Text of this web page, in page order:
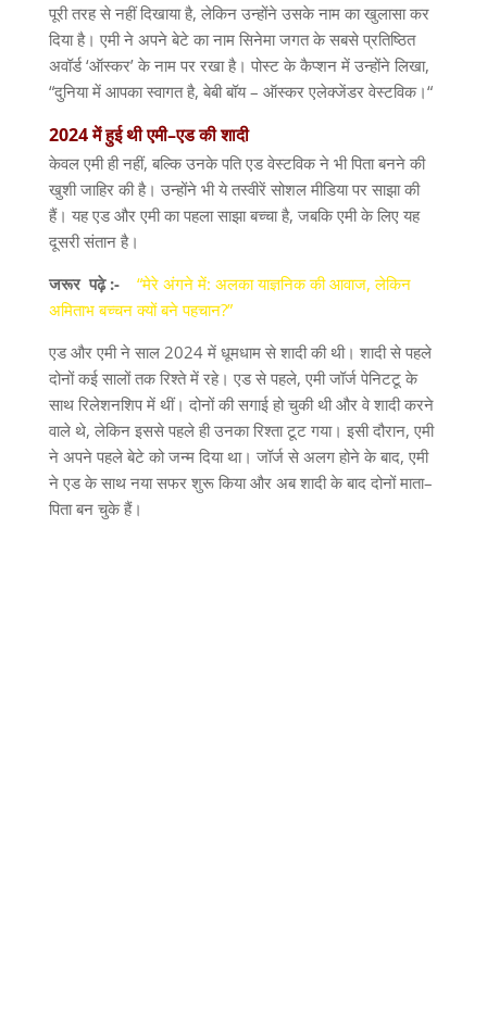
पूरी तरह से नहीं दिखाया है, लेकिन उन्होंने उसके नाम का खुलासा कर
दिया है। एमी ने अपने बेटे का नाम सिनेमा जगत के सबसे प्रतिष्ठित
अवॉर्ड‘ऑस्कर’ के नाम पर रखा है। पोस्ट के कैप्शन में उन्होंने लिखा,
“दुनिया में आपका स्वागत है, बेबी बॉय– ऑस्कर एलेक्जेंडर वेस्टविक।“
2024मेंहुईथीएमी–एडकीशादी
केवल एमी ही नहीं, बल्कि उनके पति एड वेस्टविक ने भी पिता बनने की
खुशी जाहिर की है। उन्होंने भी ये तस्वीरें सोशल मीडिया पर साझा की
हैं। यह एड और एमी का पहला साझा बच्चा है, जबकि एमी के लिए यह
दूसरी संतान है।
जरूर पढ़े :-
“मेरे अंगने में: अलका याज्ञनिक की आवाज, लेकिन
अमिताभ बच्चन क्यों बने पहचान?”
एड और एमी ने साल2024 में धूमधाम से शादी की थी। शादी से पहले
दोनों कई सालों तक रिश्ते में रहे। एड से पहले, एमी जॉर्ज पेनिटटू के
साथ रिलेशनशिप में थीं। दोनों की सगाई हो चुकी थी और वे शादी करने
वाले थे, लेकिन इससे पहले ही उनका रिश्ता टूट गया। इसी दौरान, एमी
ने अपने पहले बेटे को जन्म दिया था। जॉर्ज से अलग होने के बाद, एमी
ने एड के साथ नया सफर शुरू किया और अब शादी के बाद दोनों माता–
पिता बन चुके हैं।